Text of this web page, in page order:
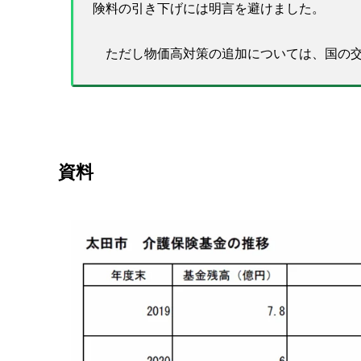
険料の引き下げには明言を避けました。
ただし物価高対策の追加については、国の
資料